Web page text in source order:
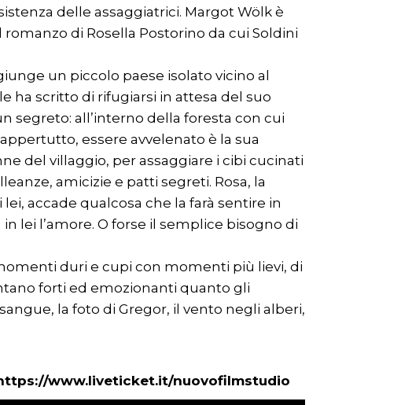
delle assaggiatrici. Margot Wölk è
romanzo di Rosella Postorino da cui Soldini
un piccolo paese isolato vicino al
ha scritto di rifugiarsi in attesa del suo
segreto: all’interno della foresta con cui
essere avvelenato è la sua
del villaggio, per assaggiare i cibi cucinati
amicizie e patti segreti. Rosa, la
accade qualcosa che la farà sentire in
lei l’amore. O forse il semplice bisogno di
duri e cupi con momenti più lievi, di
forti ed emozionanti quanto gli
la foto di Gregor, il vento negli alberi,
www.liveticket.it/nuovofilmstudio